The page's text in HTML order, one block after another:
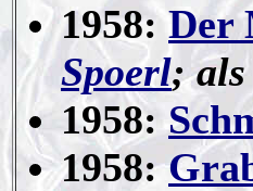
1958:Der
Spoerl;
1958:
1958: